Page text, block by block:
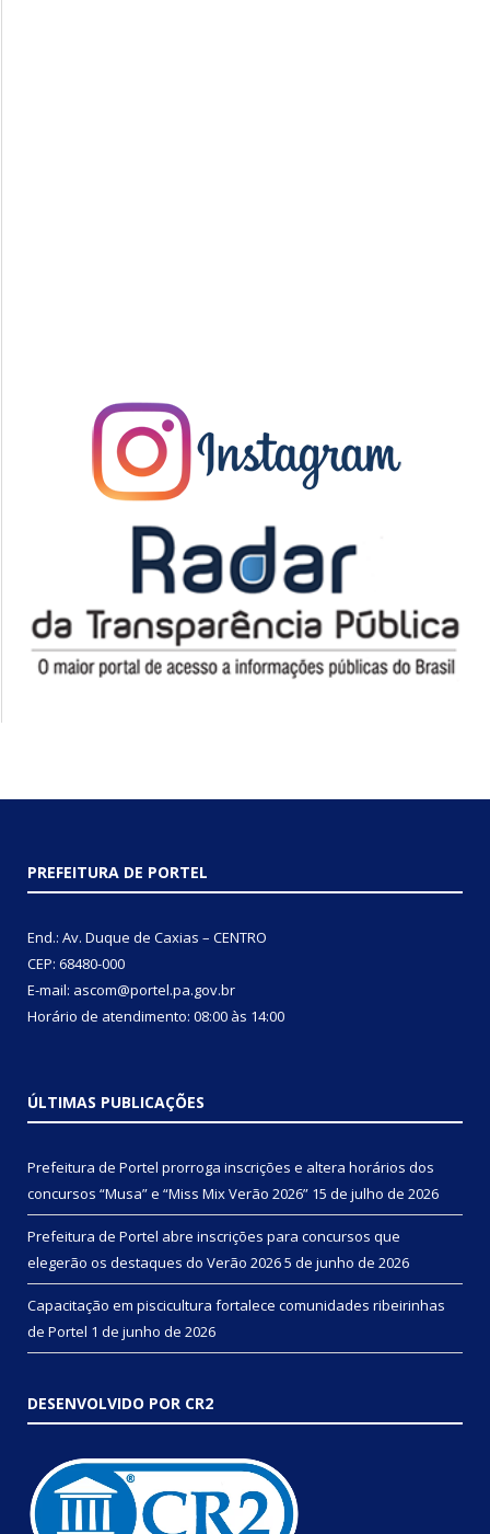
PREFEITURA DE PORTEL
End.: Av. Duque de Caxias – CENTRO
CEP: 68480-000
E-mail: ascom@portel.pa.gov.br
Horário de atendimento: 08:00 às 14:00
ÚLTIMAS PUBLICAÇÕES
Prefeitura de Portel prorroga inscrições e altera horários dos
concursos “Musa” e “Miss Mix Verão 2026” 15 de julho de 2026
Prefeitura de Portel abre inscrições para concursos que
elegerão os destaques do Verão 20265 de junho de 2026
Capacitação em piscicultura fortalece comunidades ribeirinhas
de Portel 1 de junho de 2026
DESENVOLVIDO POR CR2